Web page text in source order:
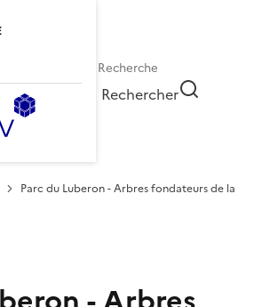
Rechercher
Parc du Luberon - Arbres fondateurs de la